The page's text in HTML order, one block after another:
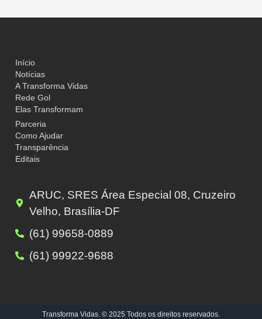
Início
Notícias
A Transforma Vidas
Rede Gol
Elas Transformam
Parceria
Como Ajudar
Transparência
Editais
ARUC, SRES Área Especial 08, Cruzeiro
Velho, Brasília-DF
(61) 99658-0889
(61) 99922-9688
Transforma Vidas. © 2025 Todos os direitos reservados.